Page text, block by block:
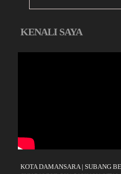
KENALI SAYA
KOTA DAMANSARA| SUBANG